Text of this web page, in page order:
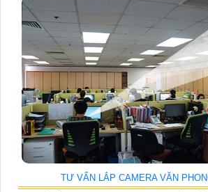
TƯ VẤN LẮP CAMERA VĂN